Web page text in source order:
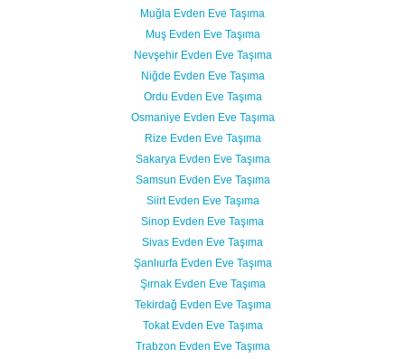
Muğla Evden Eve Taşıma
Muş Evden Eve Taşıma
Nevşehir Evden Eve Taşıma
Niğde Evden Eve Taşıma
Ordu Evden Eve Taşıma
Osmaniye Evden Eve Taşıma
Rize Evden Eve Taşıma
Sakarya Evden Eve Taşıma
Samsun Evden Eve Taşıma
Siirt Evden Eve Taşıma
Sinop Evden Eve Taşıma
Sivas Evden Eve Taşıma
Şanlıurfa Evden Eve Taşıma
Şırnak Evden Eve Taşıma
Tekirdağ Evden Eve Taşıma
Tokat Evden Eve Taşıma
Trabzon Evden Eve Taşıma